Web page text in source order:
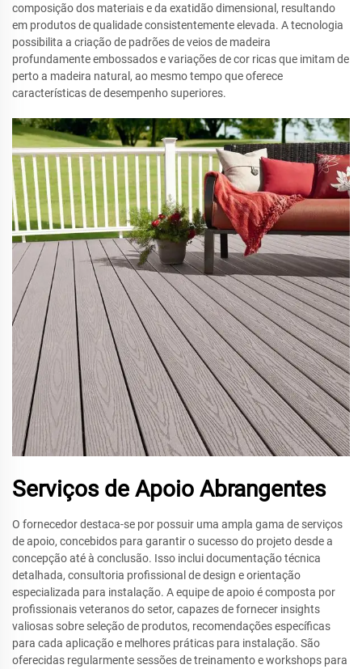
composição dos materiais e da exatidão dimensional, resultando
em produtos de qualidade consistentemente elevada. A tecnologia
possibilita a criação de padrões de veios de madeira
profundamente embossados e variações de cor ricas que imitam de
perto a madeira natural, ao mesmo tempo que oferece
características de desempenho superiores.
Serviços de Apoio Abrangentes
O fornecedor destaca-se por possuir uma ampla gama de serviços
de apoio, concebidos para garantir o sucesso do projeto desde a
concepção até à conclusão. Isso inclui documentação técnica
detalhada, consultoria profissional de design e orientação
especializada para instalação. A equipe de apoio é composta por
profissionais veteranos do setor, capazes de fornecer insights
valiosas sobre seleção de produtos, recomendações específicas
para cada aplicação e melhores práticas para instalação. São
oferecidas regularmente sessões de treinamento e workshops para